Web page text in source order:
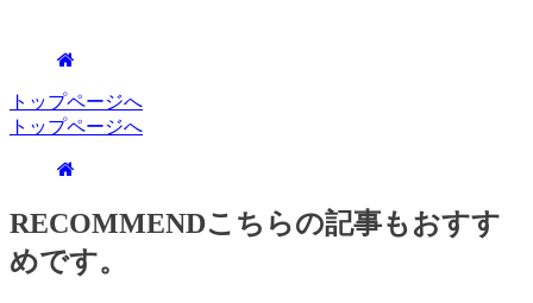
トップページへ
トップページへ
RECOMMENDこちらの記事もおすす
めです。